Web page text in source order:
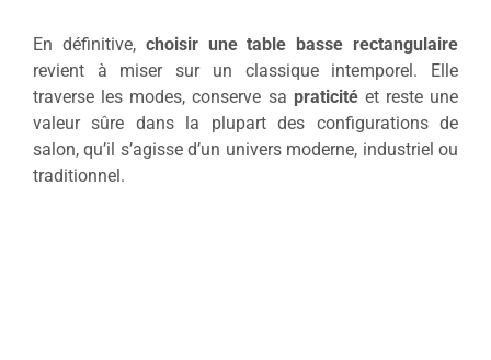
En définitive, choisir une table basse rectangulaire
revient à miser sur un classique intemporel. Elle
traverse les modes, conserve sa praticitéet reste une
valeur sûre dans la plupart des configurations de
salon, qu’il s’agisse d’un univers moderne, industriel ou
traditionnel.